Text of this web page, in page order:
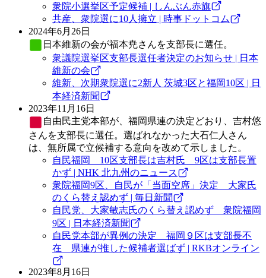
衆院小選挙区予定候補 | しんぶん赤旗
共産、衆院選に10人擁立 | 時事ドットコム
2024年6月26日
日本維新の会が福本尭さんを支部長に選任。
衆議院選挙区支部長選任者決定のお知らせ | 日本
維新の会
維新、次期衆院選に2新人 茨城3区と福岡10区 | 日
本経済新聞
2023年11月16日
自由民主党本部が、福岡県連の決定どおり、吉村悠
さんを支部長に選任。選ばれなかった大石仁人さん
は、無所属で立候補する意向を改めて示しました。
自民福岡 10区支部長は吉村氏 9区は支部長置
かず | NHK 北九州のニュース
衆院福岡9区、自民が「当面空席」決定 大家氏
のくら替え認めず | 毎日新聞
自民党、大家敏志氏のくら替え認めず 衆院福岡
9区 | 日本経済新聞
自民党本部が異例の決定 福岡９区は支部長不
在 県連が推した候補者選ばず | RKBオンライン
2023年8月16日